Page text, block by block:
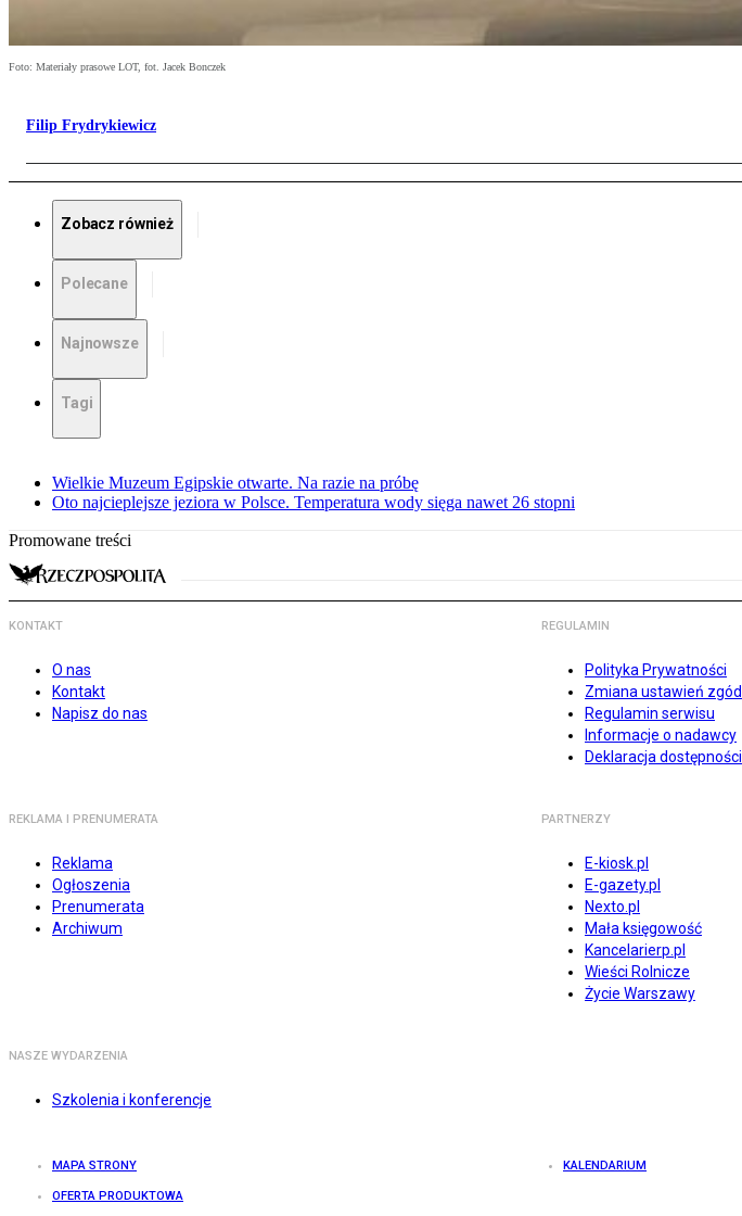
Foto: Materiały prasowe LOT, fot. Jacek Bonczek
Filip Frydrykiewicz
Zobacz również
Polecane
Najnowsze
Tagi
Wielkie Muzeum Egipskie otwarte. Na razie na próbę
Oto najcieplejsze jeziora w Polsce. Temperatura wody sięga nawet 26 stopni
Promowane treści
KONTAKT
O nas
Kontakt
Napisz do nas
REGULAMIN
Polityka Prywatności
Zmiana ustawień zgód
Regulamin serwisu
Informacje o nadawcy
Deklaracja dostępności
REKLAMA I PRENUMERATA
Reklama
Ogłoszenia
Prenumerata
Archiwum
PARTNERZY
E-kiosk.pl
E-gazety.pl
Nexto.pl
Mała księgowość
Kancelarierp.pl
Wieści Rolnicze
Życie Warszawy
NASZE WYDARZENIA
Szkolenia i konferencje
MAPA STRONY KALENDARIUM
OFERTA PRODUKTOWA